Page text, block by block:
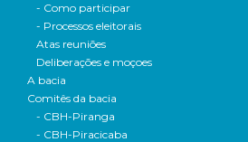
- Como participar
- Processos eleitorais
Atas reuniões
Deliberações e moçoes
A bacia
Comitês da bacia
- CBH-Piranga
- CBH-Piracicaba